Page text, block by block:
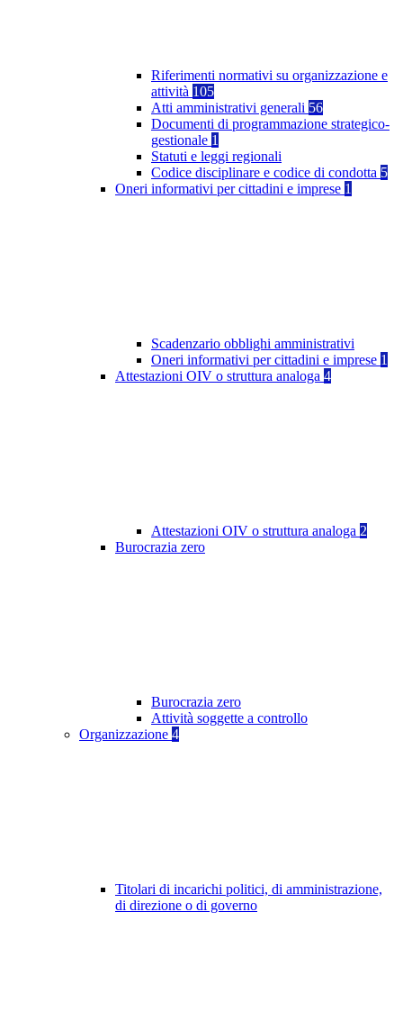
Riferimenti normativi su organizzazione e
attività 105
Atti amministrativi generali 56
Documenti di programmazione strategico-
gestionale 1
Statuti e leggi regionali
Codice disciplinare e codice di condotta 5
Oneri informativi per cittadini e imprese 1
Scadenzario obblighi amministrativi
Oneri informativi per cittadini e imprese 1
Attestazioni OIV o struttura analoga 4
Attestazioni OIV o struttura analoga 2
Burocrazia zero
Burocrazia zero
Attività soggette a controllo
Organizzazione 4
Titolari di incarichi politici, di amministrazione,
di direzione o di governo